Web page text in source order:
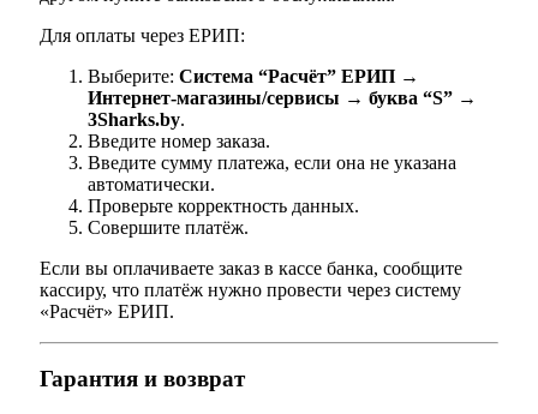
Для оплаты через ЕРИП:
Выберите: Система “Расчёт” ЕРИП →
Интернет-магазины/сервисы → буква “S” →
3Sharks.by.
Введите номер заказа.
Введите сумму платежа, если она не указана
автоматически.
Проверьте корректность данных.
Совершите платёж.
Если вы оплачиваете заказ в кассе банка, сообщите
кассиру, что платёж нужно провести через систему
«Расчёт» ЕРИП.
Гарантия и возврат